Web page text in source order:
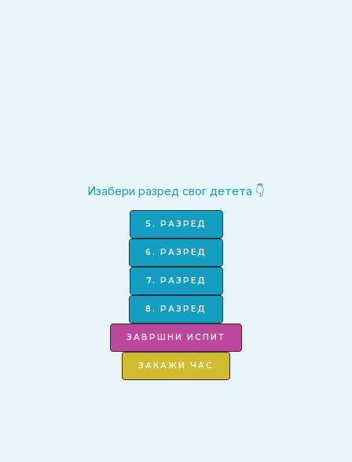
Изабери разред свог детета 👇
5. РАЗРЕД
6. РАЗРЕД
7. РАЗРЕД
8. РАЗРЕД
ЗАВРШНИ ИСПИТ
ЗАКАЖИ ЧАС